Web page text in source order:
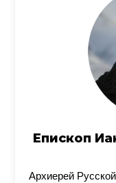
Епископ
Архиерей